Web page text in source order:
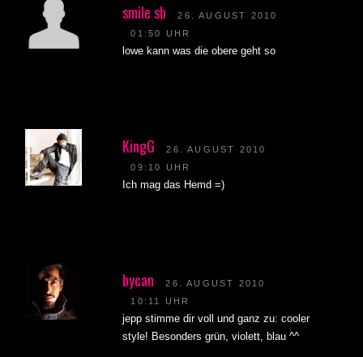
smile sb
26. AUGUST 2010
01:50 UHR
lowe kann was die obere geht so
KingG
26. AUGUST 2010
09:10 UHR
Ich mag das Hemd =)
bycan
26. AUGUST 2010
10:11 UHR
jepp stimme dir voll und ganz zu: cooler
style! Besonders grün, violett, blau ^^